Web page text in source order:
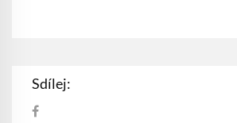
Sdílej: